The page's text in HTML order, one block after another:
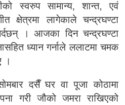
स्वरुप सामान्य, शान्त, एवं
क्षेत्रमा लागेकाले चन्द्रघण्टा
। आजका दिन चन्द्रघण्टा
ध्यान गर्नाले ललाटमा चमक
।
दसैँ घर वा पूजा कोठामा
गरी जौको जमरा राखिएको